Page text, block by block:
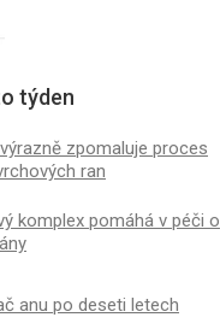
týden
zpomaluje proces
ran
komplex pomáhá v péči o
anu po deseti letech